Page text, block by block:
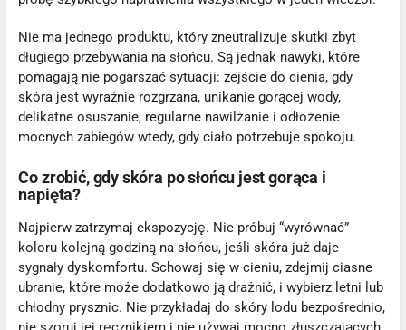
Nie ma jednego produktu, który zneutralizuje skutki zbyt
długiego przebywania na słońcu. Są jednak nawyki, które
pomagają nie pogarszać sytuacji: zejście do cienia, gdy
skóra jest wyraźnie rozgrzana, unikanie gorącej wody,
delikatne osuszanie, regularne nawilżanie i odłożenie
mocnych zabiegów wtedy, gdy ciało potrzebuje spokoju.
Co zrobić, gdy skóra po słońcu jest gorąca i
napięta?
Najpierw zatrzymaj ekspozycję. Nie próbuj “wyrównać”
koloru kolejną godziną na słońcu, jeśli skóra już daje
sygnały dyskomfortu. Schowaj się w cieniu, zdejmij ciasne
ubranie, które może dodatkowo ją drażnić, i wybierz letni lub
chłodny prysznic. Nie przykładaj do skóry lodu bezpośrednio,